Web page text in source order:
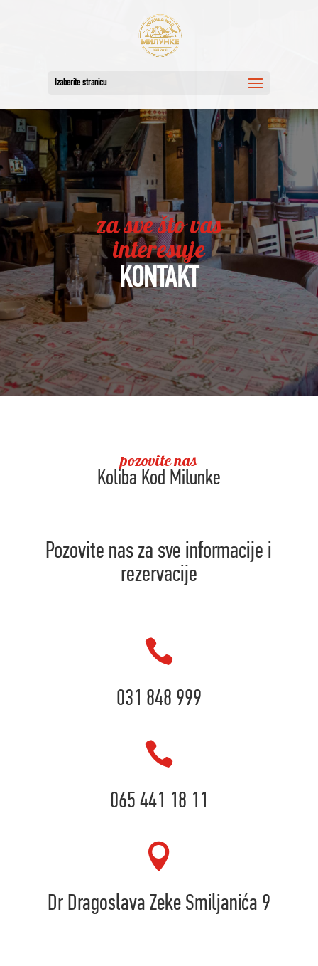
Izaberite stranicu
za sve što vas
interesuje
KONTAKT
pozovite nas
Koliba Kod Milunke
Pozovite nas za sve informacije i
rezervacije

031 848 999

065 441 18 11

Dr Dragoslava Zeke Smiljanića 9